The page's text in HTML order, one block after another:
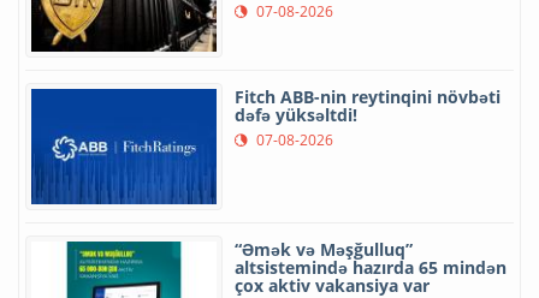
07-08-2026
Fitch ABB-nin reytinqini növbəti
dəfə yüksəltdi!
07-08-2026
“Əmək və Məşğulluq”
altsistemində hazırda 65 mindən
çox aktiv vakansiya var